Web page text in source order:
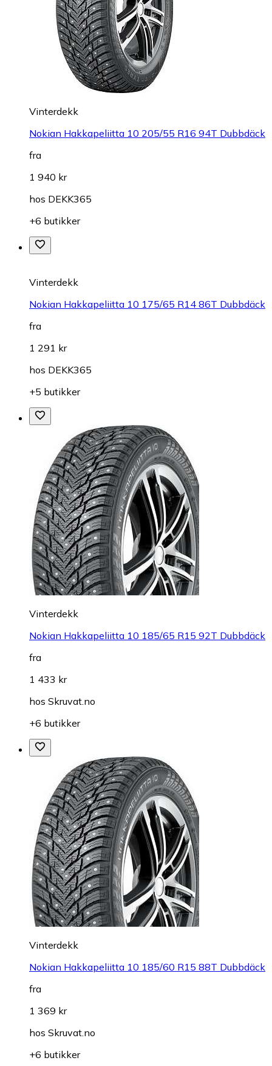
Vinterdekk
Nokian Hakkapeliitta 10 205/55 R16 94T Dubbdäck
fra
1 940 kr
hos DEKK365
+6 butikker
Vinterdekk
Nokian Hakkapeliitta 10 175/65 R14 86T Dubbdäck
fra
1 291 kr
hos DEKK365
+5 butikker
Vinterdekk
Nokian Hakkapeliitta 10 185/65 R15 92T Dubbdäck
fra
1 433 kr
hos Skruvat.no
+6 butikker
Vinterdekk
Nokian Hakkapeliitta 10 185/60 R15 88T Dubbdäck
fra
1 369 kr
hos Skruvat.no
+6 butikker